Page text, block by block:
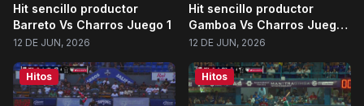
Hit sencillo productor
Barreto Vs Charros Juego 1
12 DE JUN, 2026
Hit sencillo productor
Gamboa Vs Charros Juego
112 DE JUN, 2026
Hitos Hitos